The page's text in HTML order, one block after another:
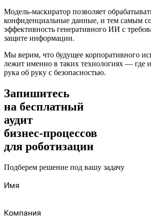
Модель-маскиратор позволяет
конфиденциальные данные, и тем самым
эффективность генеративного ИИ с
защите информации.
Мы верим, что будущее корпоративного
лежит именно в таких технологиях — где
рука об руку с безопасностью.
Запишитесь
на бесплатный
аудит
бизнес-процессов
для роботизации
Подберем решение под вашу задачу
Имя
Компания